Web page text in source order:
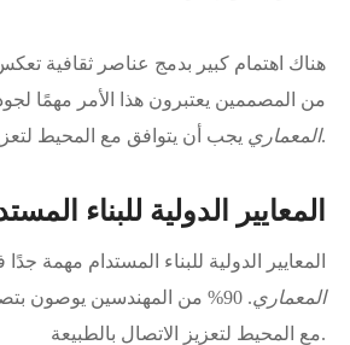
من المصممين يعتبرون هذا الأمر مهمًا
المعمارييجب أن يتوافق مع المحيط لتعزيز الاتصال بالطبيعة.
المعايير الدولية للبناء
المعايير الدولية للبناء المستدام مهمة
المعماري
. 90% من المهندسين يوصون
مع المحيط لتعزيز الاتصال بالطبيعة.